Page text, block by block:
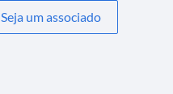
Seja um associado